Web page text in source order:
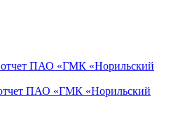
отчет ПАО «ГМК «Норильский
ПАО «ГМК «Норильский